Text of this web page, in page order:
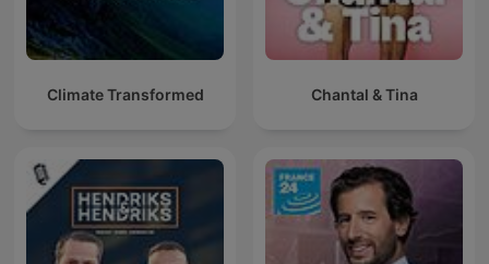
Climate Transformed Chantal & Tina